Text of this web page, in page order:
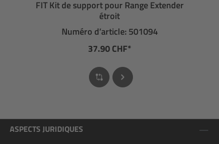
FIT Kit de support pour Range Extender
étroit
Numéro d’article: 501094
37.90 CHF*
ASPECTS JURIDIQUES